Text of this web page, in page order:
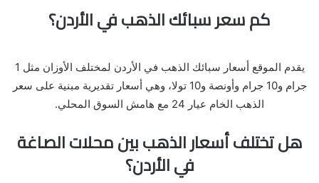
كم سعر سبائك الذهب في الأردن؟
يقدم الموقع أسعار سبائك الذهب في الأردن لمختلف الأوزان مثل 1
جرام و10 جرام وأونصة و10 تولا، وهي أسعار تقديرية مبنية على سعر
الذهب الخام عيار 24 مع هامش السوق المحلي.
هل تختلف أسعار الذهب بين محلات الصاغة
في الأردن؟